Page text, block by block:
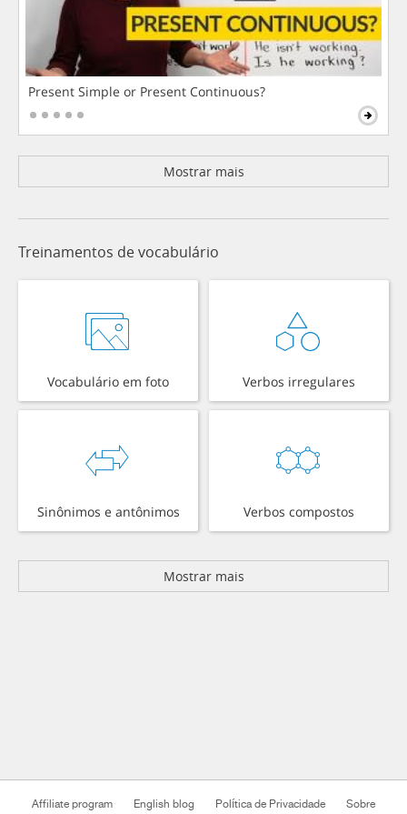
Present Simple or Present Continuous?
Mostrar mais
Treinamentos de vocabulário
Vocabulário em foto Verbos irregulares
Sinônimos e antônimos Verbos compostos
Mostrar mais
Affiliate program English blog Política de Privacidade Sobre